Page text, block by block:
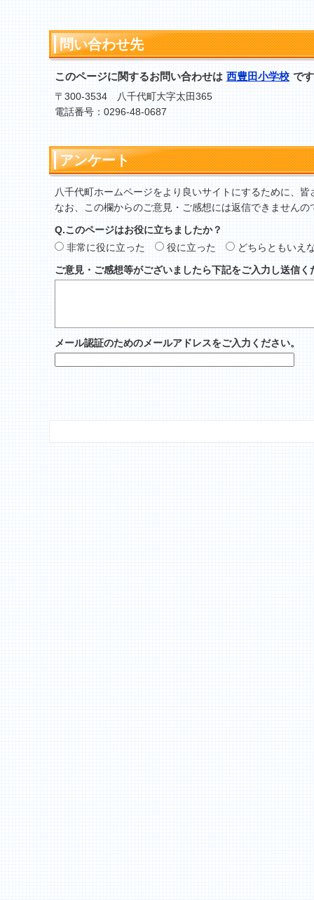
問い合わせ先
このページに関するお問い合わせは 西豊田小学校 で
〒300-3534 八千代町大字太田365
電話番号：0296-48-0687
アンケート
八千代町ホームページをより良いサイトにするために、
なお、この欄からのご意見・ご感想には返信できませんの
Q.このページはお役に立ちましたか？
非常に役に立った
役に立った
どちらともいえ
ご意見・ご感想等がございましたら下記をご入力し送信く
メール認証のためのメールアドレスをご入力ください。